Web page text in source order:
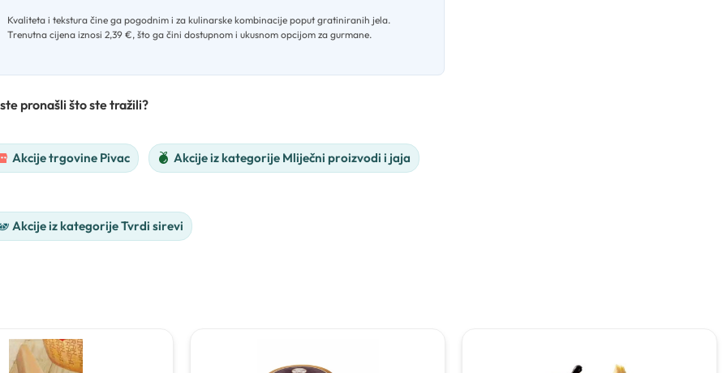
Kvaliteta i tekstura čine ga pogodnim i za kulinarske kombinacije poput gratiniranih jela.
Trenutna cijena iznosi 2,39 €, što ga čini dostupnom i ukusnom opcijom za gurmane.
pronašli što ste tražili?
Akcije trgovine Pivac Akcije iz kategorije Mliječni proizvodi i jaja
Akcije iz kategorije Tvrdi sirevi